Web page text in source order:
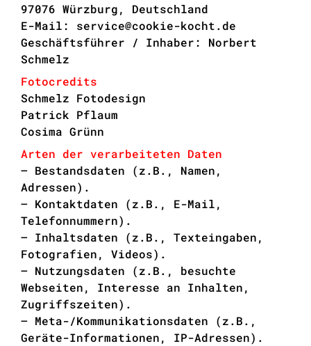
97076 Würzburg, Deutschland
E-Mail: service@cookie-kocht.de
Geschäftsführer / Inhaber: Norbert
Schmelz
Fotocredits
Schmelz Fotodesign
Patrick Pflaum
Cosima Grünn
Arten der verarbeiteten Daten
– Bestandsdaten (z.B., Namen,
Adressen).
– Kontaktdaten (z.B., E-Mail,
Telefonnummern).
– Inhaltsdaten (z.B., Texteingaben,
Fotografien, Videos).
– Nutzungsdaten (z.B., besuchte
Webseiten, Interesse an Inhalten,
Zugriffszeiten).
– Meta-/Kommunikationsdaten (z.B.,
Geräte-Informationen, IP-Adressen).